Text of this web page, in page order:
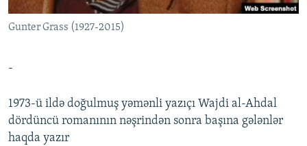
İZ - MƏDƏNIYYƏT PROQRAMI
MATERIALLARIMIZDAN ISTIFADƏ
AZADLIQRADIOSU MOBIL TELEFONUNUZDA
RFE/RL-in bütün saytları
Gunter Grass (1927-2015)
-
1973-ü ildə doğulmuş yəmənli yazıçı Wajdi al-Ahdal
dördüncü romanının nəşrindən sonra başına gələnlər
haqda yazır